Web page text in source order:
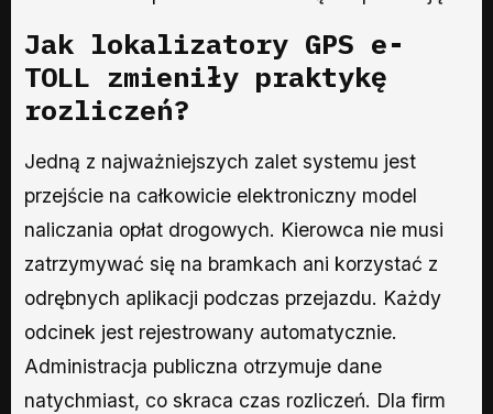
Jak lokalizatory GPS e-
TOLL zmieniły praktykę
rozliczeń?
Jedną z najważniejszych zalet systemu jest
przejście na całkowicie elektroniczny model
naliczania opłat drogowych. Kierowca nie musi
zatrzymywać się na bramkach ani korzystać z
odrębnych aplikacji podczas przejazdu. Każdy
odcinek jest rejestrowany automatycznie.
Administracja publiczna otrzymuje dane
natychmiast, co skraca czas rozliczeń. Dla firm